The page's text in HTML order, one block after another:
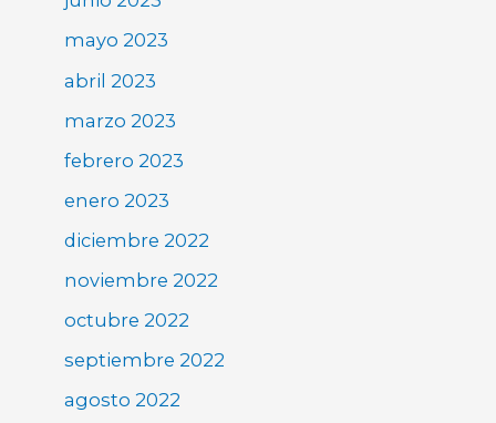
mayo 2023
abril 2023
marzo 2023
febrero 2023
enero 2023
diciembre 2022
noviembre 2022
octubre 2022
septiembre 2022
agosto 2022